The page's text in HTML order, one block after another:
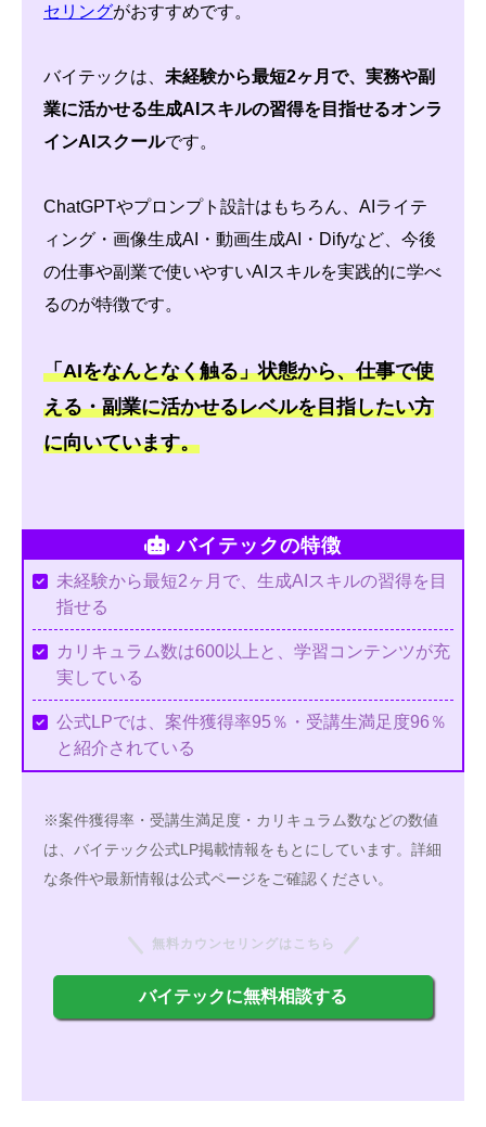
セリングがおすすめです。
バイテックは、 未経験から最短2ヶ月で、実務や副
業に活かせる生成AIスキルの習得を目指せるオンラ
インAIスクールです。
ChatGPTやプロンプト設計はもちろん、AIライテ
ィング・画像生成AI・動画生成AI・Difyなど、今後
の仕事や副業で使いやすいAIスキルを実践的に学べ
るのが特徴です。
「AIをなんとなく触る」状態から、仕事で使
える・副業に活かせるレベルを目指したい方
に向いています。
バイテックの特徴
未経験から最短2ヶ月で、生成AIスキルの習得を目
指せる
カリキュラム数は600以上と、学習コンテンツが充
実している
公式LPでは、案件獲得率95％・受講生満足度96％
と紹介されている
※案件獲得率・受講生満足度・カリキュラム数などの数値
は、バイテック公式LP掲載情報をもとにしています。詳細
な条件や最新情報は公式ページをご確認ください。
無料カウンセリングはこちら
バイテックに無料相談する